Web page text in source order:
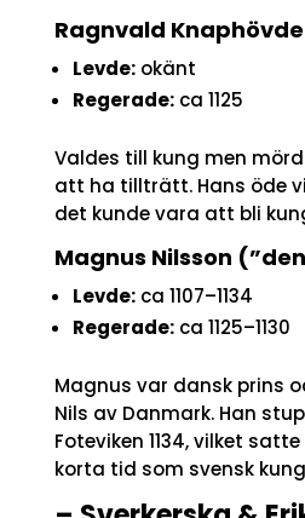
Ragnvald Knaphövde
Levde:okänt
Regerade:ca 1125
Valdes till kung men
att ha tillträtt. Hans öde
det kunde vara att bli
Magnus Nilsson
Levde:ca 1107–1134
Regerade:ca 1125–1130
Magnus var dansk prins
Nils av Danmark. Han
Foteviken 1134, vilket
korta tid som svensk